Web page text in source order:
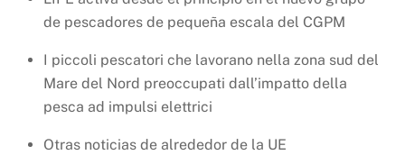
de pescadores de pequeña escala del CGPM
I piccoli pescatori che lavorano nella zona sud del
Mare del Nord preoccupati dall’impatto della
pesca ad impulsi elettrici
Otras noticias de alrededor de la UE